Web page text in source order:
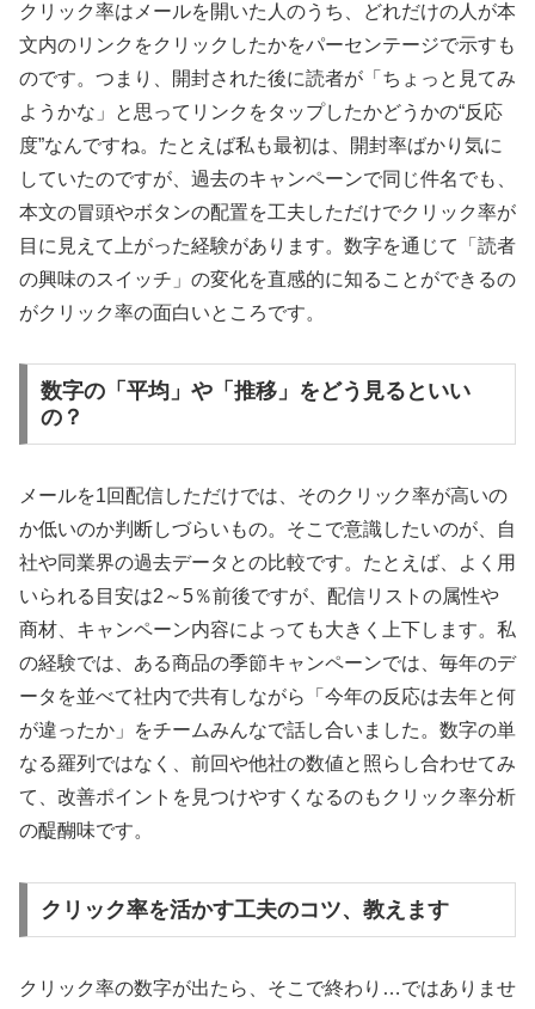
クリック率はメールを開いた人のうち、どれだけの人が本
文内のリンクをクリックしたかをパーセンテージで示すも
のです。つまり、開封された後に読者が「ちょっと見てみ
ようかな」と思ってリンクをタップしたかどうかの“反応
度”なんですね。たとえば私も最初は、開封率ばかり気に
していたのですが、過去のキャンペーンで同じ件名でも、
本文の冒頭やボタンの配置を工夫しただけでクリック率が
目に見えて上がった経験があります。数字を通じて「読者
の興味のスイッチ」の変化を直感的に知ることができるの
がクリック率の面白いところです。
数字の「平均」や「推移」をどう見るといい
の？
メールを1回配信しただけでは、そのクリック率が高いの
か低いのか判断しづらいもの。そこで意識したいのが、自
社や同業界の過去データとの比較です。たとえば、よく用
いられる目安は2～5％前後ですが、配信リストの属性や
商材、キャンペーン内容によっても大きく上下します。私
の経験では、ある商品の季節キャンペーンでは、毎年のデ
ータを並べて社内で共有しながら「今年の反応は去年と何
が違ったか」をチームみんなで話し合いました。数字の単
なる羅列ではなく、前回や他社の数値と照らし合わせてみ
て、改善ポイントを見つけやすくなるのもクリック率分析
の醍醐味です。
クリック率を活かす工夫のコツ、教えます
クリック率の数字が出たら、そこで終わり…ではありませ